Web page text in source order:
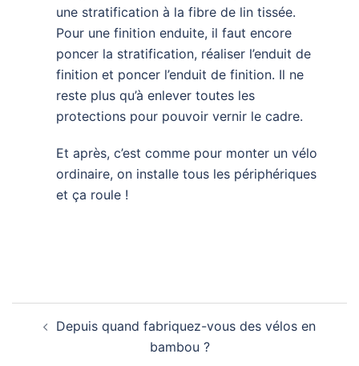
une stratification à la fibre de lin tissée.
Pour une finition enduite, il faut encore
poncer la stratification, réaliser l’enduit de
finition et poncer l’enduit de finition. Il ne
reste plus qu’à enlever toutes les
protections pour pouvoir vernir le cadre.
Et après, c’est comme pour monter un vélo
ordinaire, on installe tous les périphériques
et ça roule !
d’articleDepuis quand fabriquez-vous des vélos en
bambou ?